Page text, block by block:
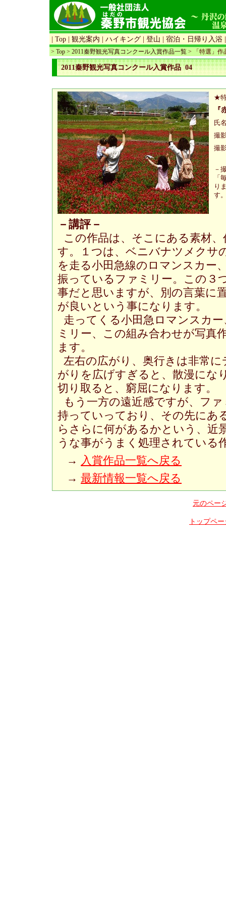
| Top | 観光案内 | ハイキング | 登山 | 宿泊・日帰り入浴
> Top > 2011秦野観光写真コンクール入賞作品一覧 > 「特選」作
2011秦野観光写真コンクール入賞作品 04
★
『
氏
撮
撮
－
「
り
す
－講評－
この作品は、そこにある素材
す。１つは、ベニバナツメクサ
を走る小田急線のロマンスカー
振っているファミリー。この３
事だと思いますが、別の言葉に
が良いという事になります。
走ってくる小田急ロマンスカ
ミリー、この組み合わせが写真
ます。
左右の広がり、奥行きは非常
がりを広げすぎると、散漫にな
切り取ると、窮屈になります。
もう一方の遠近感ですが、フ
持っていっており、その先にあ
らさらに何があるかという、近
うな事がうまく処理されている
→ 入賞作品一覧へ戻る
→ 最新情報一覧へ戻る
元のペー
トップペ